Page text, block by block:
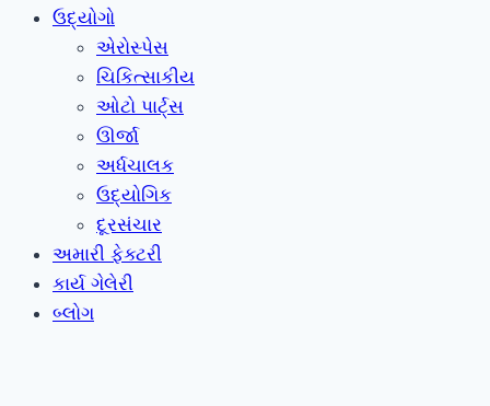
ઉદ્યોગો
એરોસ્પેસ
ચિકિત્સાકીય
ઓટો પાર્ટ્સ
ઊર્જા
અર્ધચાલક
ઉદ્યોગિક
દૂરસંચાર
અમારી ફેક્ટરી
કાર્ય ગેલેરી
બ્લોગ